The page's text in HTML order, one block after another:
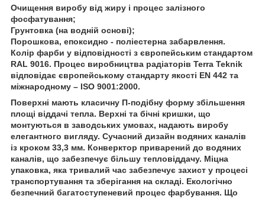
Очищення виробу від жиру і процес залізного
фосфатування;
Грунтовка (на водній основі);
Порошкова, епоксидно - поліестерна забарвлення.
Колір фарби у відповідності з європейським стандартом
RAL 9016. Процес виробництва радіаторів Terra Teknik
відповідає європейському стандарту якості EN 442 та
міжнародному – ISO 9001:2000.
Поверхні мають класичну П-подібну форму збільшення
площі віддачі тепла. Верхні та бічні кришки, що
монтуються в заводських умовах, надають виробу
елегантного вигляду. Сучасний дизайн водяних каналів
із кроком 33,3 мм. Конверктор приварений до водяних
каналів, що забезпечує більшу тепловіддачу. Міцна
упаковка, яка тривалий час забезпечує захист у процесі
транспортування та зберігання на складі. Екологічно
безпечний багатоступеневий процес фарбування. Що